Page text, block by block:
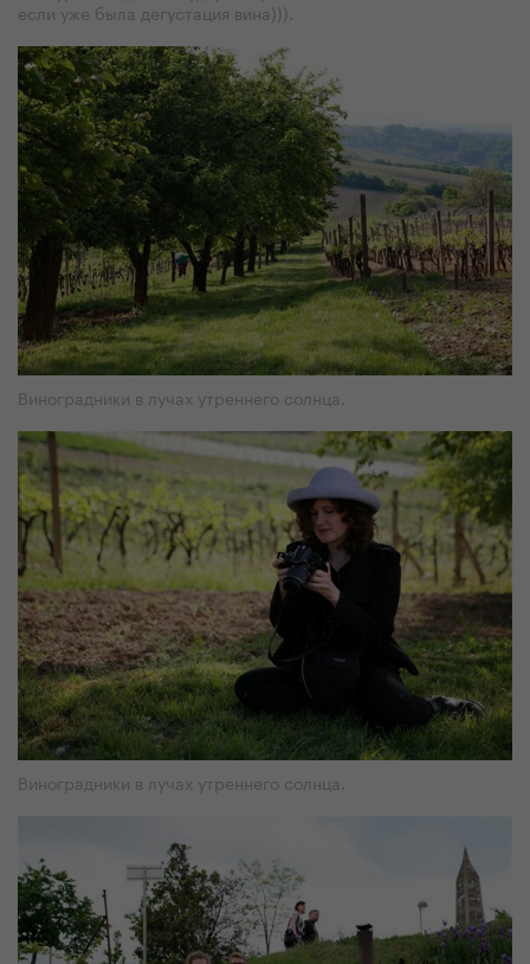
если уже была дегустация вина))).
Виноградники в лучах утреннего солнца.
Виноградники в лучах утреннего солнца.